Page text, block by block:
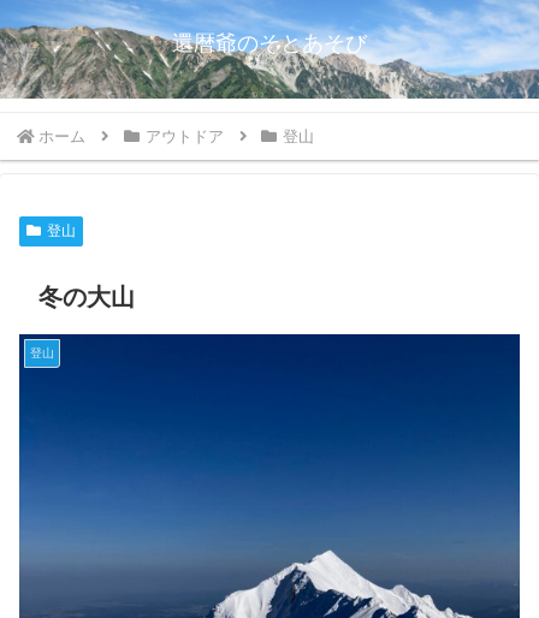
還暦爺のそとあそび
ホーム アウトドア 登山
登山
冬の大山
登山